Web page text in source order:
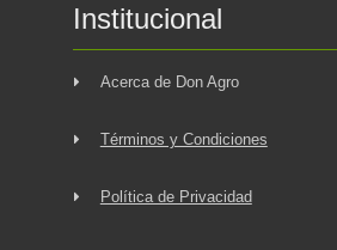
Institucional
Acerca de Don Agro
Términos y Condiciones
Política de Privacidad